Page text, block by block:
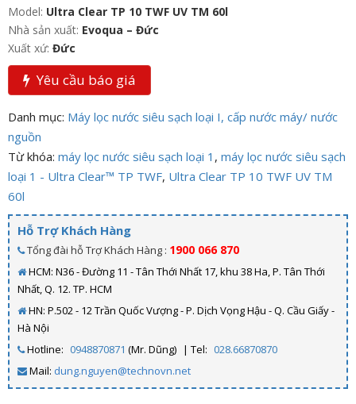
Model: Ultra Clear TP 10 TWF UV TM 60l
Nhà sản xuất: Evoqua – Đức
Xuất xứ: Đức
Yêu cầu báo giá
Danh mục: Máy lọc nước siêu sạch loại I, cấp nước máy/ nước
nguồn
Từ khóa: máy lọc nước siêu sạch loại 1 , máy lọc nước siêu sạch
loại 1 - Ultra Clear™ TP TWF, Ultra Clear TP 10 TWF UV TM
60l
Hỗ Trợ Khách Hàng
Tổng đài hỗ Trợ Khách Hàng : 1900 066 870
HCM: N36 - Đường 11 - Tân Thới Nhất 17, khu 38 Ha, P. Tân Thới
Nhất, Q. 12. TP. HCM
HN: P.502 - 12 Trần Quốc Vượng - P. Dịch Vọng Hậu - Q. Cầu Giấy -
Hà Nội
Hotline: 0948870871 (Mr. Dũng) | Tel: 028.66870870
Mail: dung.nguyen@technovn.net